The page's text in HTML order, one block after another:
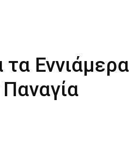
τα Εννιάμερα